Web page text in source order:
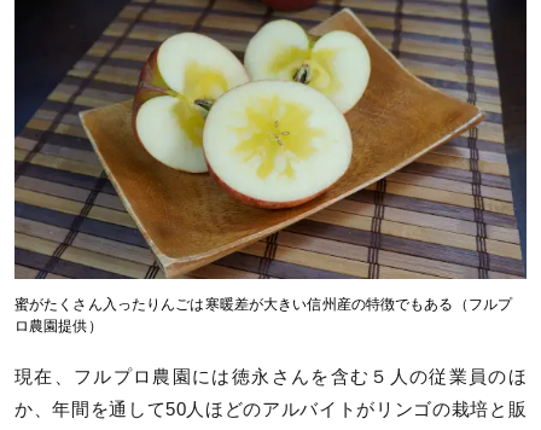
蜜がたくさん入ったりんごは寒暖差が大きい信州産の特徴でもある（フルプ
ロ農園提供）
現在、フルプロ農園には徳永さんを含む５人の従業員のほ
か、年間を通して50人ほどのアルバイトがリンゴの栽培と販